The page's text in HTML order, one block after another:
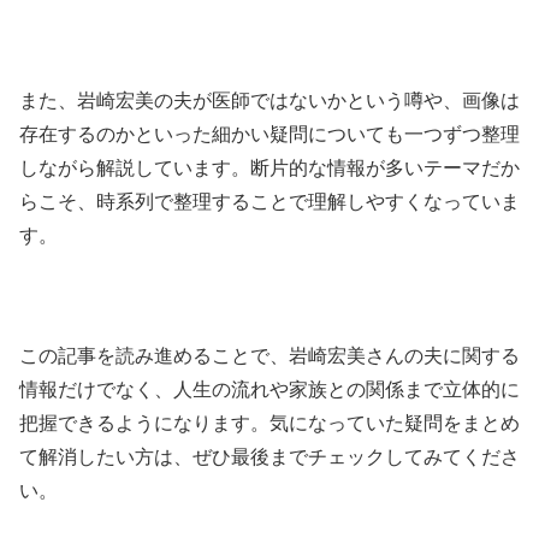
また、岩崎宏美の夫が医師ではないかという噂や、画像は
存在するのかといった細かい疑問についても一つずつ整理
しながら解説しています。断片的な情報が多いテーマだか
らこそ、時系列で整理することで理解しやすくなっていま
す。
この記事を読み進めることで、岩崎宏美さんの夫に関する
情報だけでなく、人生の流れや家族との関係まで立体的に
把握できるようになります。気になっていた疑問をまとめ
て解消したい方は、ぜひ最後までチェックしてみてくださ
い。